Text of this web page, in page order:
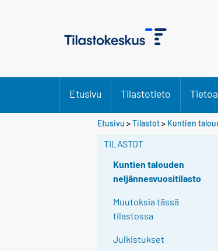
Etusivu Tilastotieto
Etusivu >Tilastot> Kuntien
TILASTOT
Kuntien talouden
neljännesvuositilasto
Muutoksia tässä
tilastossa
Julkistukset